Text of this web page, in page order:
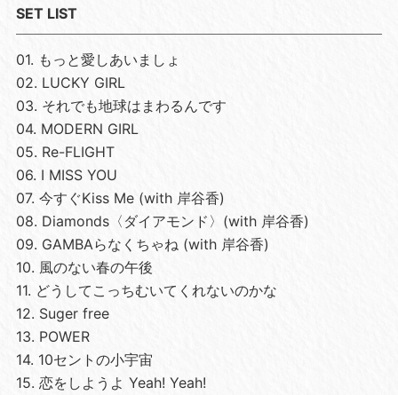
SET LIST
01. もっと愛しあいましょ
02. LUCKY GIRL
03. それでも地球はまわるんです
04. MODERN GIRL
05. Re-FLIGHT
06. I MISS YOU
07. 今すぐKiss Me (with 岸谷香)
08. Diamonds〈ダイアモンド〉(with 岸谷香)
09. GAMBAらなくちゃね (with 岸谷香)
10. 風のない春の午後
11. どうしてこっちむいてくれないのかな
12. Suger free
13. POWER
14. 10セントの小宇宙
15. 恋をしようよ Yeah! Yeah!